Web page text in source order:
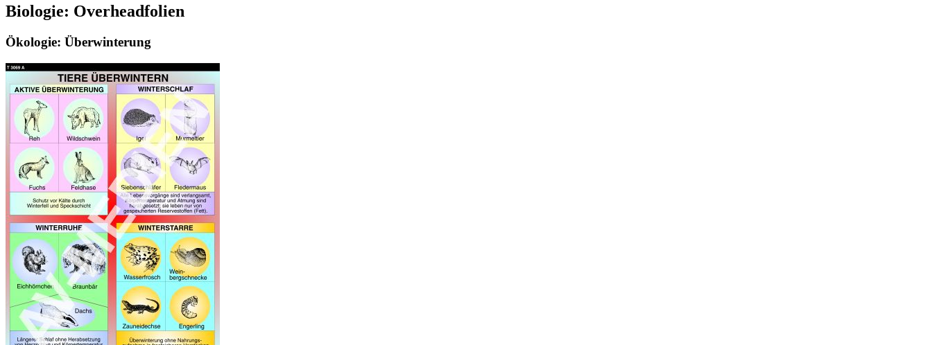
Biologie: Overheadfolien
Ökologie: Überwinterung